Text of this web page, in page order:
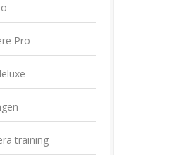
Pro
training